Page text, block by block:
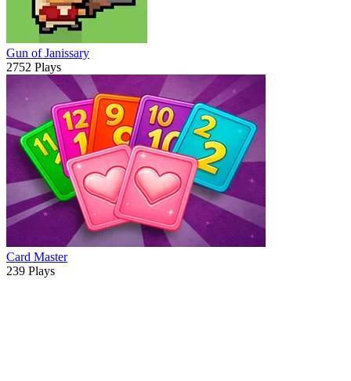
Gun of Janissary
2752 Plays
Card Master
239 Plays